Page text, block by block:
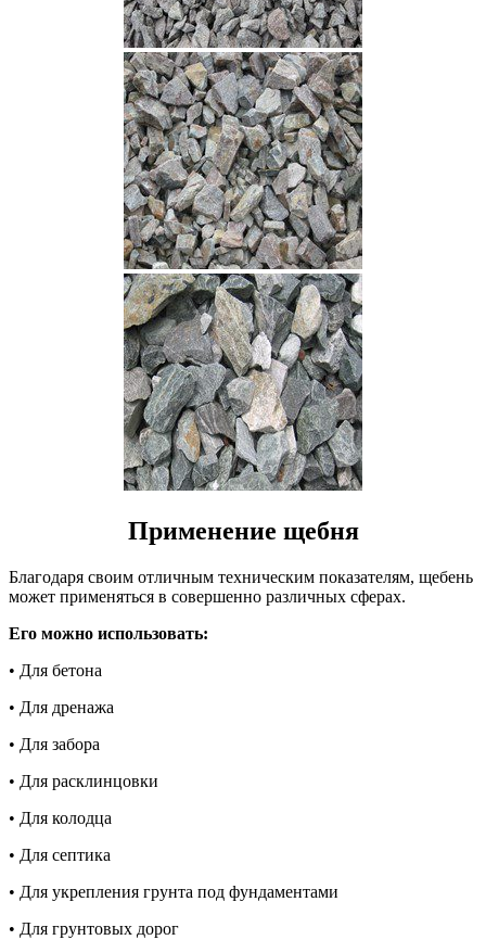
Применение щебня
Благодаря своим отличным техническим показателям, щебень
может применяться в совершенно различных сферах.
Его можно использовать:
• Для бетона
• Для дренажа
• Для забора
• Для расклинцовки
• Для колодца
• Для септика
• Для укрепления грунта под фундаментами
• Для грунтовых дорог